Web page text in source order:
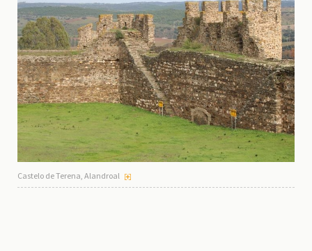
Castelo de Terena, Alandroal